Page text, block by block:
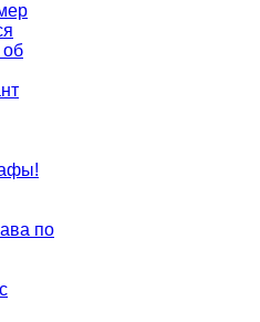
об
по